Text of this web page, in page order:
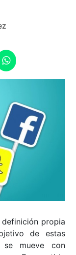
propia
de estas
se mueve con